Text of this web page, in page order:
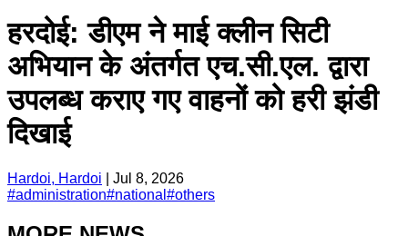
हरदोई: डीएम ने माई क्लीन सिटी
अभियान के अंतर्गत एच.सी.एल. द्वारा
उपलब्ध कराए गए वाहनों को हरी झंडी
दिखाई
Hardoi, Hardoi
Jul 8, 2026
#administration#national #others